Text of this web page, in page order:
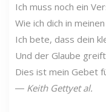
Ich muss noch ein
Wie ich dich in
Ich bete, dass dein
Und der Glaube
Dies ist mein Gebet
― Keith Gettyet al.